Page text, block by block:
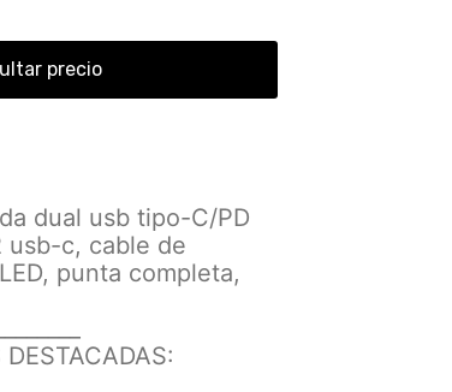
dual usb tipo-C/PD
usb-c, cable de
punta completa,